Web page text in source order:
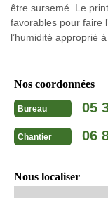
être sursemé. Le
favorables pour faire
l’humidité approprié
Nos coordonnées
Bureau 05
Chantier 06
Nous localiser